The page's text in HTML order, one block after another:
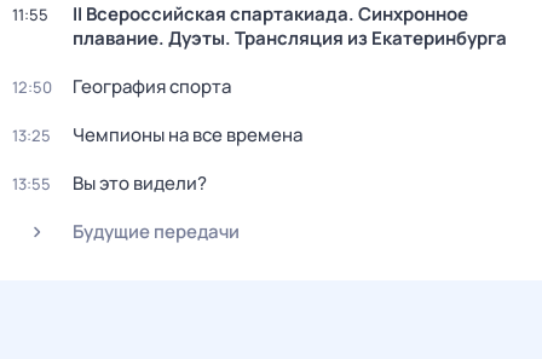
11:55
II Всероссийская спартакиада. Синхронное
плавание. Дуэты. Трансляция из Екатеринбурга
12:50 География спорта
13:25 Чемпионы на все времена
13:55
Вы это видели?
Будущие передачи